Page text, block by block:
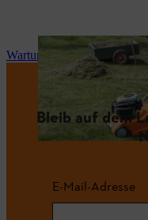
Wartung und Reparatur
Bleib auf dem
E-Mail-Adresse